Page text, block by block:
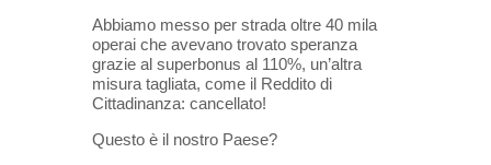
Abbiamo messo per strada oltre 40 mila
operai che avevano trovato speranza
grazie al superbonus al 110%, un’altra
misura tagliata, come il Reddito di
Cittadinanza: cancellato!
Questo è il nostro Paese?